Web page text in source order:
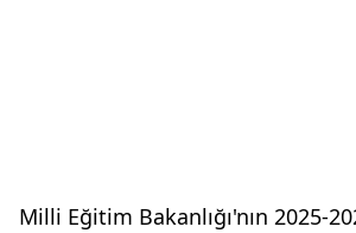
Milli Eğitim Bakanlığı'nın 2025-